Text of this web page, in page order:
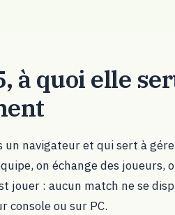
à quoi elle
un navigateur et qui sert à
on échange des joueurs,
jouer : aucun match ne se
console ou sur PC.